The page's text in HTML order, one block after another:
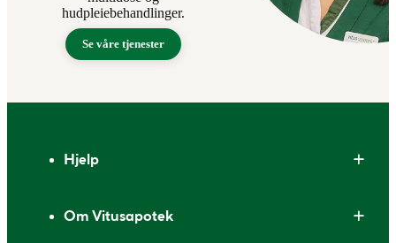
hudpleiebehandlinger.
Se våre tjenester
Hjelp
Om Vitusapotek